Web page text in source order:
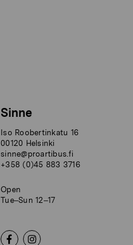
Sinne
Iso Roobertinkatu 16
00120 Helsinki
sinne@proartibus.fi
+358 (0)45 883 3716
Open
Tue–Sun 12–17